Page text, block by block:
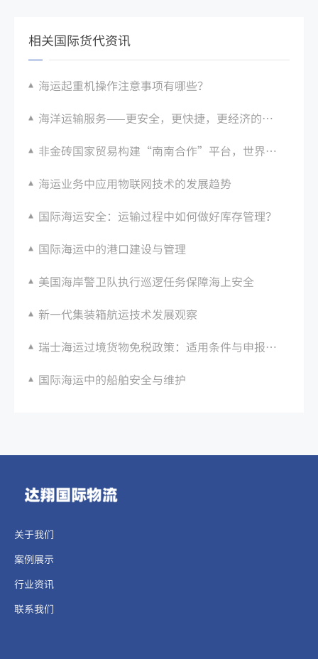
相关国际货代资讯
海运起重机操作注意事项有哪些？
海洋运输服务——更安全，更快捷，更经济的全球物流方案
非金砖国家贸易构建“南南合作”平台，世界海运市场接踵而来崭新机遇
海运业务中应用物联网技术的发展趋势
国际海运安全：运输过程中如何做好库存管理？
国际海运中的港口建设与管理
美国海岸警卫队执行巡逻任务保障海上安全
新一代集装箱航运技术发展观察
瑞士海运过境货物免税政策：适用条件与申报流程
国际海运中的船舶安全与维护
关于我们
案例展示
行业资讯
联系我们